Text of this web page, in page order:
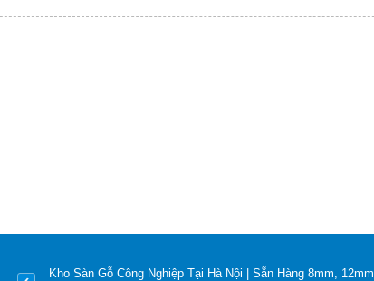
Kho Sàn Gỗ Công Nghiệp Tại Hà Nội | Sẵn Hàng 8mm, 12mm